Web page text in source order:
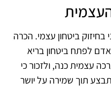
בחיזוק ביטחון עצמי. הכרה
לפתח ביטחון בריא
עצמית כנה, ולזכור כי
תוך שמירה על יושר